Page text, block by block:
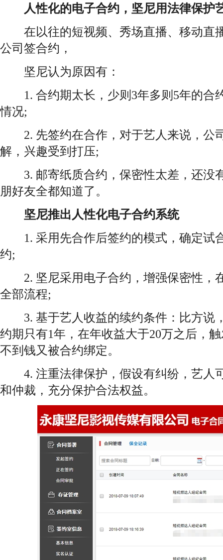
人性化的电子合约，坚尼用法律保护
在以往的短视频、秀场直播、移动直
公司签合约，
坚尼认为原因有：
1. 合约期太长，少则3年多则5年的合
情况;
2. 先签约在合作，对于艺人来说，公
解，兴趣受到打压;
3. 邮寄纸质合约，保密性太差，还没
朋好友全都知道了。
坚尼推出人性化电子合约系统
1. 采用先合作后签约的模式，确定试
约;
2. 坚尼采用电子合约，增强保密性，
全部流程;
3. 基于艺人收益的续约条件：比方说
约期只有1年，在年收益大于20万之后，
不到钱又被合约绑定。
4. 注重法律保护，假设有纠纷，艺人
和仲裁，充分保护合法权益。